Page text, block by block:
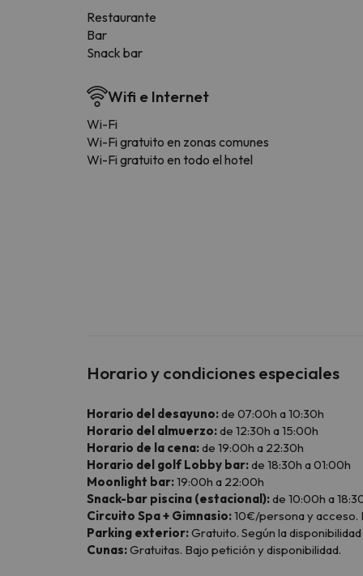
Restaurante
Bar
Snack bar
Wifi e Internet
Wi-Fi
Wi-Fi gratuito en zonas comunes
Wi-Fi gratuito en todo el hotel
Horario y condiciones especiales
Horario del desayuno:de 07:00h a 10:30h
Horario del almuerzo:de 12:30h a 15:00h
Horario de la cena:de 19:00h a 22:30h
Horario del golf Lobby bar:de 18:30h a 01:00h
Moonlight bar:19:00h a 22:00h
Snack-bar piscina (estacional):de 10:00h a
Circuito Spa + Gimnasio:10€/persona y acceso.
Parking exterior:Gratuito. Según la
Cunas:Gratuitas. Bajo petición y disponibilidad.